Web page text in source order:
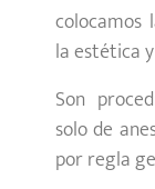
colocamos
la estética
Son
solo de
por regla